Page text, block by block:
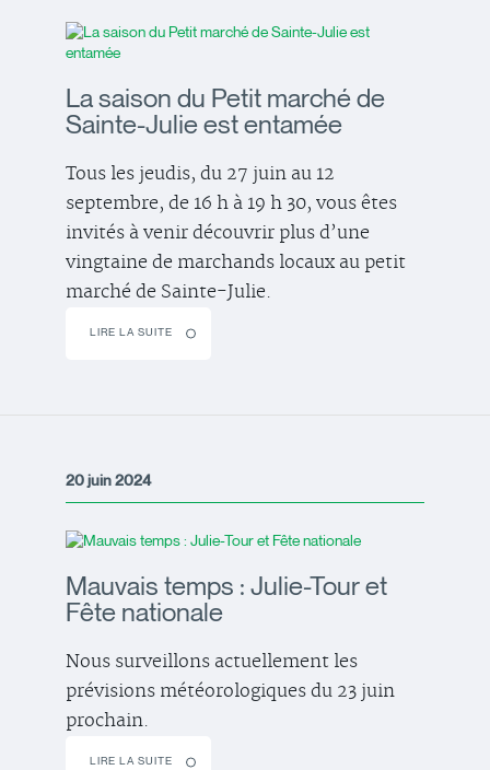
La saison du Petit marché de
Sainte-Julie est entamée
Tous les jeudis, du 27 juin au 12
septembre, de 16 h à 19 h 30, vous êtes
invités à venir découvrir plus d’une
vingtaine de marchands locaux au petit
marché de Sainte-Julie.
LIRE LA SUITE
20 juin 2024
Mauvais temps : Julie-Tour et
Fête nationale
Nous surveillons actuellement les
prévisions météorologiques du 23 juin
prochain.
LIRE LA SUITE